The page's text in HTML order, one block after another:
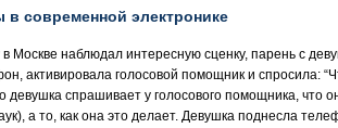
современной электронике
Москве наблюдал интересную сценку, парень с
активировала голосовой помощник и спросила:
девушка спрашивает у голосового помощника,
а то, как она это делает. Девушка поднесла